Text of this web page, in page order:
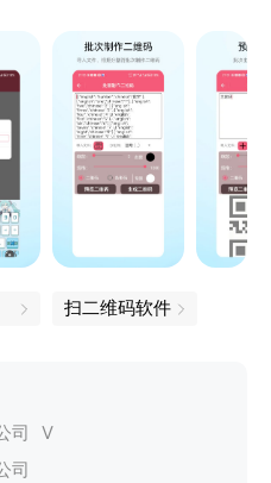
扫二维码软件
司
V
司